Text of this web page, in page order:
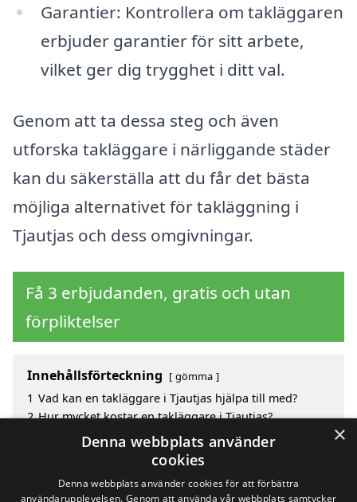
Garantier: Kontrollera om takläggaren
erbjuder garantier för sitt arbete,
vilket ger dig trygghet i ditt val.
Genom att ta dessa steg och även
utforska takläggare i närliggande städer
kan du säkerställa att du får det bästa
möjliga alternativet för takläggning i
Tjautjas och dess omgivningar.
Få 3 erbjudanden, gratis och utan
förpliktelser
Innehållsförteckning gömma
1 Vad kan en takläggare i Tjautjas hjälpa till med?
2 Hur mycket kostar en takläggare i Tjautjas?
Fördelar med att välja takläggare i Tjautjas
Sök efter en skicklig takläggare i de omgivande
×
Denna webbplats använder
cookies
Denna webbplats använder cookies för att förbättra
användarupplevelsen. Genom att använda vår webbplats samtycker